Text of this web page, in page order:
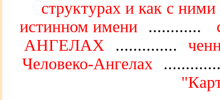
структурах и как с
истинном имени
............
АНГЕЛАХ
..............
Человеко-Ангелах